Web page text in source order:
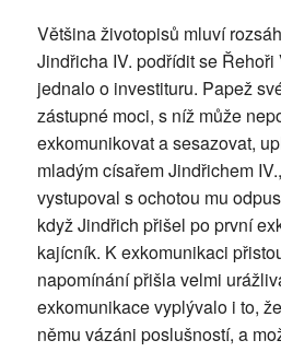
Většina životopisů mluví
Jindřicha IV. podřídit se
jednalo o investituru. Papež
zástupné moci, s níž může
exkomunikovat a sesazovat,
mladým císařem Jindřichem
vystupoval s ochotou mu
když Jindřich přišel po první
kajícník. K exkomunikaci
napomínání přišla velmi
exkomunikace vyplývalo i to,
němu vázáni poslušností, a